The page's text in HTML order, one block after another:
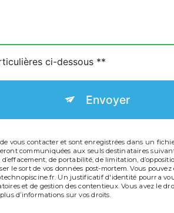
ci-dessous **
Envoyer
vous contacter et sont enregistrées dans un
communiquées aux seuls destinataires
de portabilité, de limitation,
sort de vos données post-mortem. Vous
Un justificatif d'identité pourra
et de gestion des contentieux. Vous avez le
d’informations sur vos droits.